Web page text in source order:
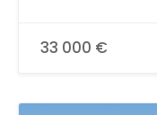
33 000 €